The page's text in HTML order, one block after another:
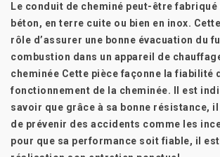
Le conduit de cheminé peut-être fabriqué
béton, en terre cuite ou bien en inox.
rôle d’assurer une bonne évacuation du
combustion dans un appareil de
cheminée Cette pièce façonne la fiabilité
fonctionnement de la cheminée. Il est
savoir que grâce à sa bonne résistance,
de prévenir des accidents comme les
pour que sa performance soit fiable, il